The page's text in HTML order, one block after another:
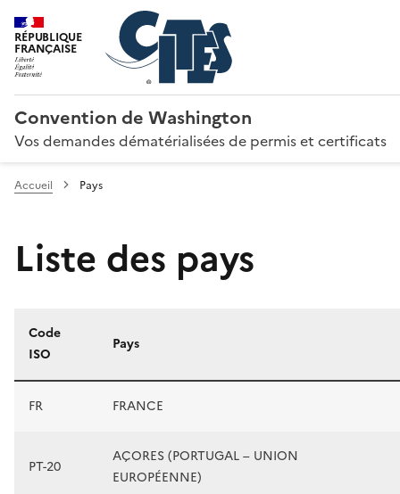
RÉPUBLIQUE
FRANÇAISE
Convention de Washington
Vos demandes dématérialisées de permis et certificats
Accueil Pays
Liste des pays
Liste des pays
Code
ISO
Pays
FR FRANCE
PT-20
AÇORES (PORTUGAL – UNION
EUROPÉENNE)